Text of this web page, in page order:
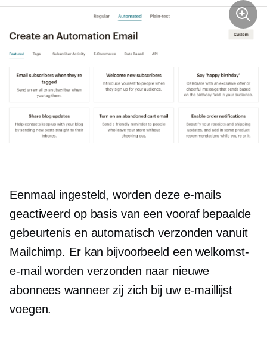
Eenmaal ingesteld, worden deze e-mails
geactiveerd op basis van een vooraf bepaalde
gebeurtenis en automatisch verzonden vanuit
Mailchimp. Er kan bijvoorbeeld een welkomst-
e-mail worden verzonden naar nieuwe
abonnees wanneer zij zich bij uw e-maillijst
voegen.